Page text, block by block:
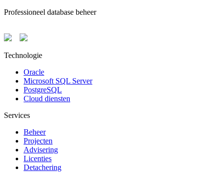
Professioneel database beheer
Technologie
Oracle
Microsoft SQL Server
PostgreSQL
Cloud diensten
Services
Beheer
Projecten
Advisering
Licenties
Detachering